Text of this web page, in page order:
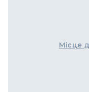
Місце